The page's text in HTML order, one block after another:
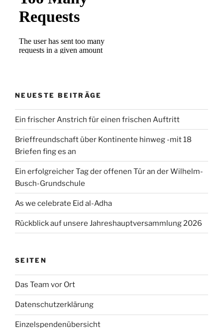
NEUESTE BEITRÄGE
Ein frischer Anstrich für einen frischen Auftritt
Brieffreundschaft über Kontinente hinweg -mit 18
Briefen fing es an
Ein erfolgreicher Tag der offenen Tür an der Wilhelm-
Busch-Grundschule
As we celebrate Eid al-Adha
Rückblick auf unsere Jahreshauptversammlung 2026
SEITEN
Das Team vor Ort
Datenschutzerklärung
Einzelspendenübersicht